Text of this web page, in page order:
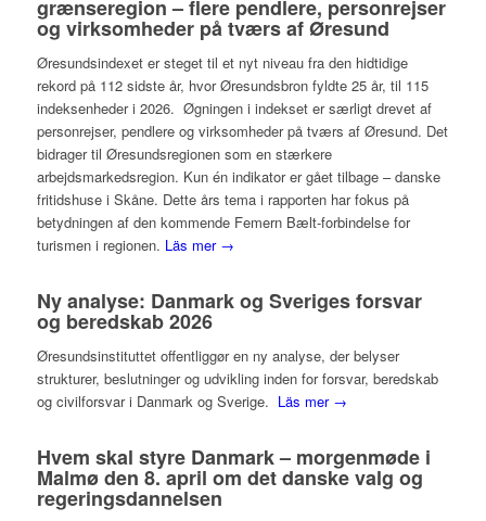
grænseregion – flere pendlere, personrejser
og virksomheder på tværs af Øresund
Øresundsindexet er steget til et nyt niveau fra den hidtidige
rekord på 112 sidste år, hvor Øresundsbron fyldte 25 år, til 115
indeksenheder i 2026. Øgningen i indekset er særligt drevet af
personrejser, pendlere og virksomheder på tværs af Øresund. Det
bidrager til Øresundsregionen som en stærkere
arbejdsmarkedsregion. Kun én indikator er gået tilbage – danske
fritidshuse i Skåne. Dette års tema i rapporten har fokus på
betydningen af den kommende Femern Bælt-forbindelse for
turismen i regionen. Läs mer →
Ny analyse: Danmark og Sveriges forsvar
og beredskab 2026
Øresundsinstituttet offentliggør en ny analyse, der belyser
strukturer, beslutninger og udvikling inden for forsvar, beredskab
og civilforsvar i Danmark og Sverige. Läs mer →
Hvem skal styre Danmark – morgenmøde i
Malmø den 8. april om det danske valg og
regeringsdannelsen